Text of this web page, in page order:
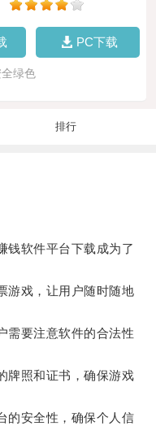
PC下载
绿色
排行
软件平台下载成为了
戏，让用户随时随地
要注意软件的合法性
照和证书，确保游戏
安全性，确保个人信